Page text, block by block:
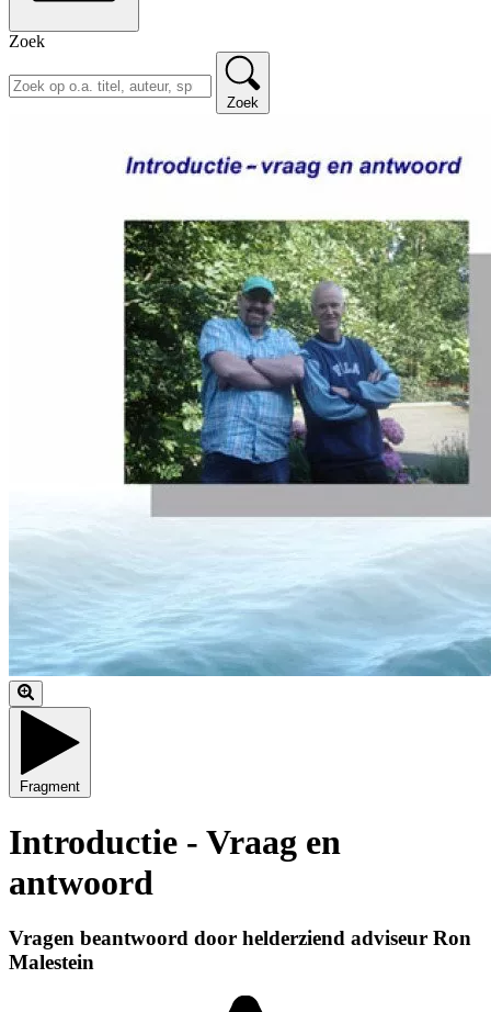
Zoek
Zoek
Fragment
Introductie - Vraag en
antwoord
Vragen beantwoord door helderziend adviseur Ron
Malestein